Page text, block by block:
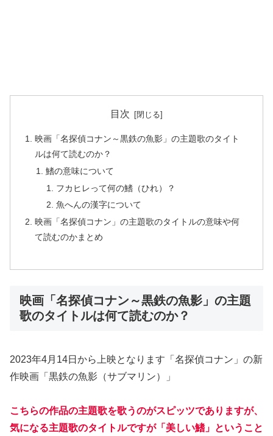
目次
映画「名探偵コナン～黒鉄の魚影」の主題歌のタイト
ルは何て読むのか？
鰭の意味について
フカヒレって何の鰭（ひれ）？
魚へんの漢字について
映画「名探偵コナン」の主題歌のタイトルの意味や何
て読むのかまとめ
映画「名探偵コナン～黒鉄の魚影」の主題
歌のタイトルは何て読むのか？
2023年4月14日から上映となります「名探偵コナン」の新
作映画「黒鉄の魚影（サブマリン）」
こちらの作品の主題歌を歌うのがスピッツでありますが、
気になる主題歌のタイトルですが「美しい鰭」ということ